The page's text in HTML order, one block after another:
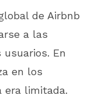
de Airbnb
a las
En
en los
era limitada.